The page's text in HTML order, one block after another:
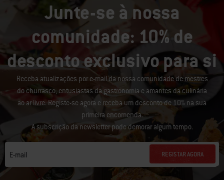
Junte-se à nossa
comunidade: 10% de
desconto exclusivo para si
Receba atualizações por e-mail da nossa comunidade de mestres
do churrasco, entusiastas da gastronomia e amantes da culinária
ao ar livre. Registe-se agora e receba um desconto de 10% na sua
primeira encomenda.
A subscrição da newsletter pode demorar algum tempo.
E-mail REGISTAR AGORA